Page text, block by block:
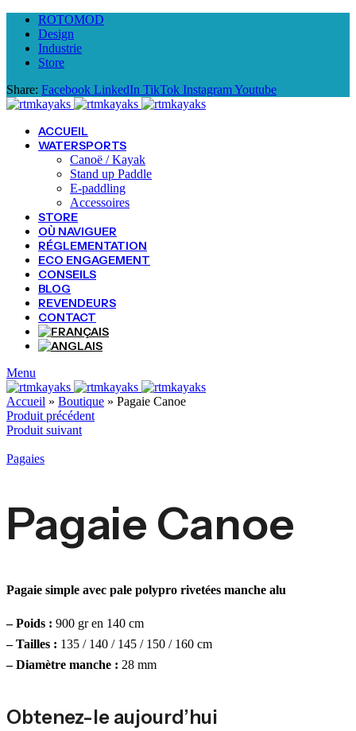
ROTOMOD
Design
Industrie
Store
Share: Facebook LinkedIn TikTok InstagramYoutube
ACCUEIL
WATERSPORTS
Canoë / Kayak
Stand up Paddle
E-paddling
Accessoires
STORE
OÙ NAVIGUER
RÉGLEMENTATION
ECO ENGAGEMENT
CONSEILS
BLOG
REVENDEURS
CONTACT
Menu
Accueil » Boutique » Pagaie Canoe
Produit précédent
Produit suivant
Pagaies
Pagaie Canoe
Pagaie simple avec pale polypro rivetées manche alu
– Poids : 900 gr en 140 cm
– Tailles : 135 / 140 / 145 / 150 / 160 cm
– Diamètre manche : 28 mm
Obtenez-le aujourd’hui